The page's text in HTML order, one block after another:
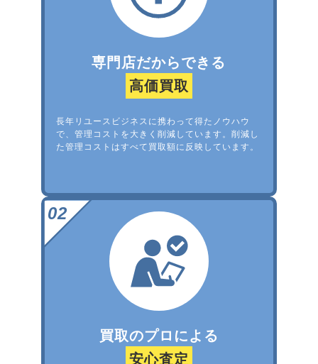
専門店だからできる
高価買取
長年リユースビジネスに携わって得たノウハウ
で、管理コストを大きく削減しています。削減し
た管理コストはすべて買取額に反映しています。
買取のプロによる
安心査定